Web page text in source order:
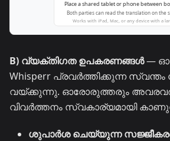
B) വ്യക്തിഗത ഉപകരണങ്ങൾ—
Whisperr പ്രവർത്തിക്കുന്ന
വയ്ക്കുന്നു. ഓരോരുത്തരും
വിവർത്തനം സ്വകാര്യമായി
ശുപാർശ ചെയ്യുന്ന